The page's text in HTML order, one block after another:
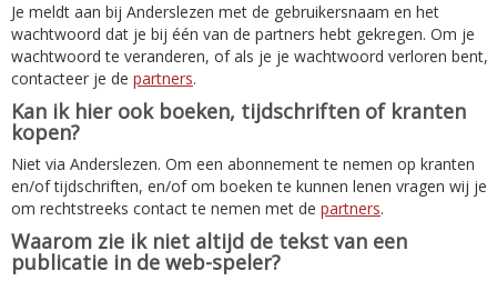
Je meldt aan bij Anderslezen met de gebruikersnaam en het
wachtwoord dat je bij één van de partners hebt gekregen. Om je
wachtwoord te veranderen, of als je je wachtwoord verloren bent,
contacteer je de partners.
Kan ik hier ook boeken, tijdschriften of kranten
kopen?
Niet via Anderslezen. Om een abonnement te nemen op kranten
en/of tijdschriften, en/of om boeken te kunnen lenen vragen wij je
om rechtstreeks contact te nemen met de partners.
Waarom zie ik niet altijd de tekst van een
publicatie in de web-speler?